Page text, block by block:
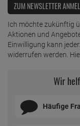
ZUM NEWSLETTER
Ich möchte zukünftig
Aktionen und
Einwilligung kann
widerrufen werden.
Wir
Häufige